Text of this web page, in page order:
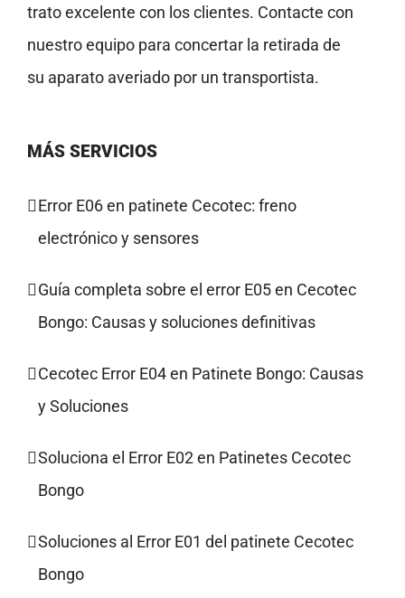
trato excelente con los clientes. Contacte con
nuestro equipo para concertar la retirada de
su aparato averiado por un transportista.
MÁS SERVICIOS
Error E06 en patinete Cecotec: freno
electrónico y sensores
Guía completa sobre el error E05 en Cecotec
Bongo: Causas y soluciones definitivas
Cecotec Error E04 en Patinete Bongo: Causas
y Soluciones
Soluciona el Error E02 en Patinetes Cecotec
Bongo
Soluciones al Error E01 del patinete Cecotec
Bongo